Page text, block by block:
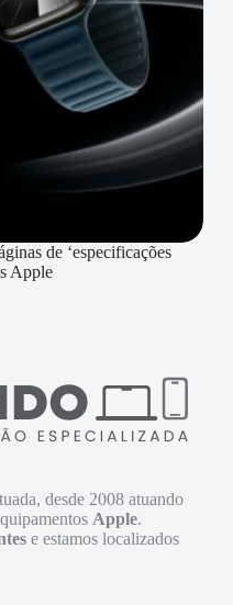
de ‘especificações
Apple
desde 2008 atuando
Apple.
e estamos localizados